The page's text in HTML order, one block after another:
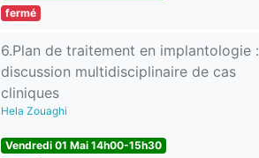
fermé
6.Plan de traitement en implantologie :
discussion multidisciplinaire de cas
cliniques
Hela Zouaghi
Vendredi 01 Mai 14h00-15h30